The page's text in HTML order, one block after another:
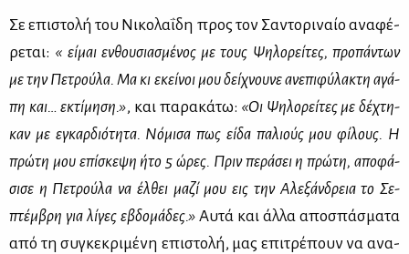
Σε επι­στο­λή του Νι­κο­λα­ΐ­δη προς τον Σα­ντο­ρι­ναίο ανα­φέ­
ρε­ται: « εί­μαι εν­θου­σια­σμέ­νος με τους Ψη­λο­ρεί­τες, προ­πά­ντων
με την Πε­τρού­λα. Μα κι εκεί­νοι μου δεί­χνου­νε ανε­πι­φύ­λα­κτη αγά­
πη και… εκτί­μη­ση.», και πα­ρα­κά­τω: «Οι Ψη­λο­ρεί­τες με δέ­χτη­
καν με εγκαρ­διό­τη­τα. Νό­μι­σα πως εί­δα πα­λιούς μου φί­λους. Η
πρώ­τη μου επί­σκε­ψη ήτο 5 ώρες. Πριν πε­ρά­σει η πρώ­τη, απο­φά­
σι­σε η Πε­τρού­λα να έλ­θει μα­ζί μου εις την Αλε­ξάν­δρεια το Σε­
πτέμ­βρη για λί­γες εβδο­μά­δες.» Αυ­τά και άλ­λα απο­σπά­σμα­τα
από τη συ­γκε­κρι­μέ­νη επι­στο­λή, μας επι­τρέ­πουν να ανα­